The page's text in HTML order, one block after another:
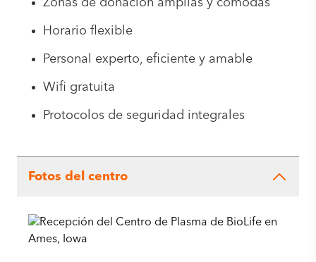
Zonas de donación amplias y cómodas
Horario flexible
Personal experto, eficiente y amable
Wifi gratuita
Protocolos de seguridad integrales
Fotos del centro